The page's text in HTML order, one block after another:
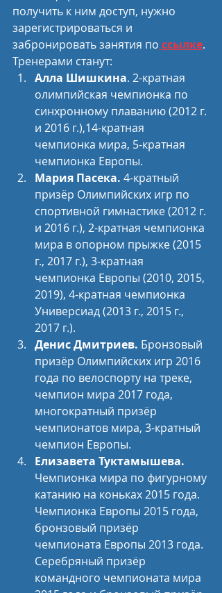
получить к ним доступ, нужно
зарегистрироваться и
забронировать занятия по ссылке.
Тренерами станут:
Алла Шишкина. 2-кратная
олимпийская чемпионка по
синхронному плаванию (2012 г.
и 2016 г.),14-кратная
чемпионка мира, 5-кратная
чемпионка Европы.
Мария Пасека. 4-кратный
призёр Олимпийских игр по
спортивной гимнастике (2012 г.
и 2016 г.), 2-кратная чемпионка
мира в опорном прыжке (2015
г., 2017 г.), 3-кратная
чемпионка Европы (2010, 2015,
2019), 4-кратная чемпионка
Универсиад (2013 г., 2015 г.,
2017 г.).
Денис Дмитриев. Бронзовый
призёр Олимпийских игр 2016
года по велоспорту на треке,
чемпион мира 2017 года,
многократный призёр
чемпионатов мира, 3-кратный
чемпион Европы.
Елизавета Туктамышева.
Чемпионка мира по фигурному
катанию на коньках 2015 года.
Чемпионка Европы 2015 года,
бронзовый призёр
чемпионата Европы 2013 года.
Серебряный призёр
командного чемпионата мира